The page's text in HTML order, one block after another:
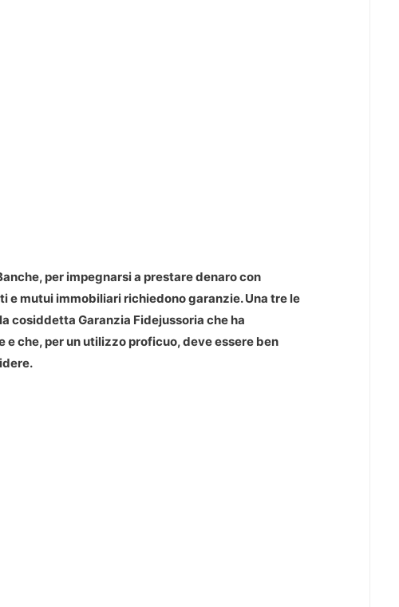
per impegnarsi a prestare denaro con
e mutui immobiliari richiedono garanzie. Una tre le
cosiddetta Garanzia Fidejussoria che ha
che, per un utilizzo proficuo, deve essere ben